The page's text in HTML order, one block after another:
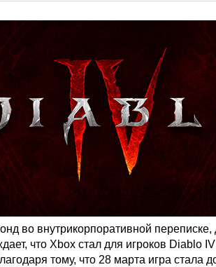
во внутрикорпоративной
что Xbox стал для игроков Diablo
тому, что 28 марта игра стала